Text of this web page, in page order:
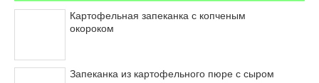
Картофельная запеканка с копченым
окороком
Запеканка из картофельного пюре с сыром